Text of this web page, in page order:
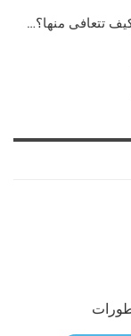
تتعافى منها؟…